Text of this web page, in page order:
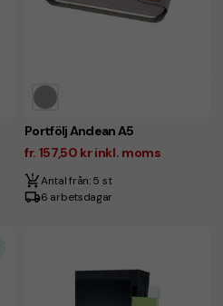
Portfölj Andean A5
fr. 157,50 kr inkl. moms
Antal från: 5 st
6 arbetsdagar